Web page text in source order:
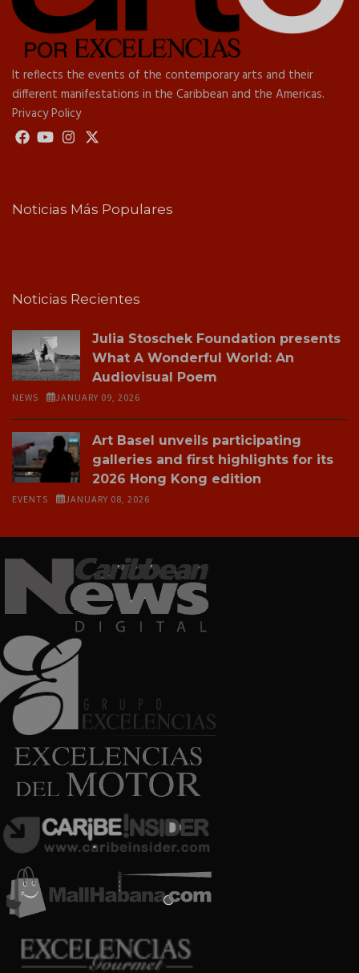
It reflects the events of the contemporary arts and their
different manifestations in the Caribbean and the Americas.
Privacy Policy
Noticias Más Populares
Noticias Recientes
Julia Stoschek Foundation presents
What A Wonderful World: An
Audiovisual Poem
NEWS JANUARY 09, 2026
Art Basel unveils participating
galleries and first highlights for its
2026 Hong Kong edition
EVENTS JANUARY 08, 2026